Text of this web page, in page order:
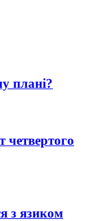
плані?
з язиком